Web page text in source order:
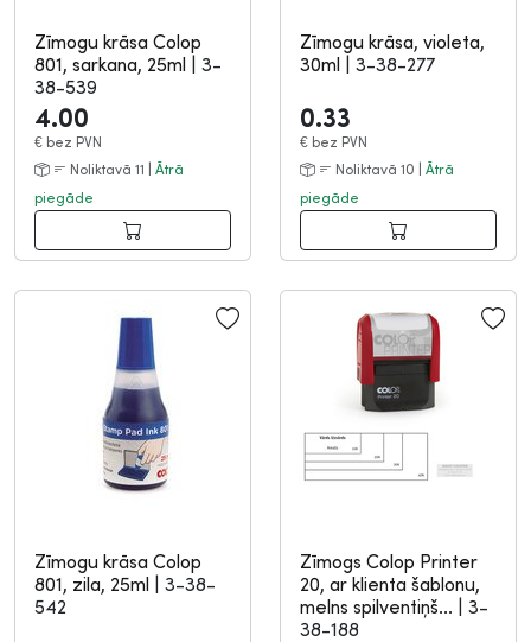
Zīmogu krāsa Colop
801, sarkana, 25ml
3-
38-539
4.00
€ bez PVN
Noliktavā 11 | Ātrā
piegāde
Zīmogu krāsa, violeta,
30ml
3-38-277
0.33
€ bez PVN
Noliktavā 10 | Ātrā
piegāde
Zīmogu krāsa Colop
801, zila, 25ml
3-38-
542
Zīmogs Colop Printer
20, ar klienta šablonu,
melns spilventiņš...
3-
38-188